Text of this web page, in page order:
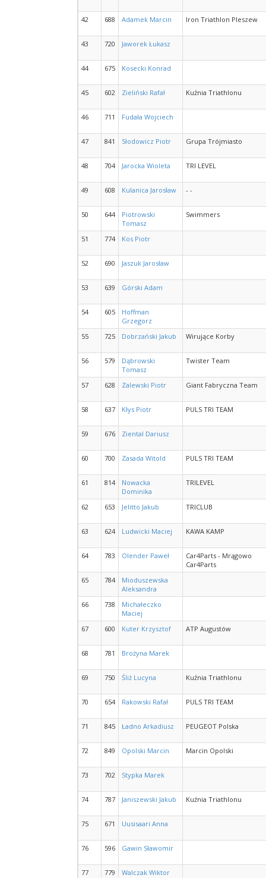
42 688 Adamek Marcin Iron Triathlon Pleszew
43 720 Jaworek Łukasz
44 675 Kosecki Konrad
45 602 Zieliński Rafał Kuźnia Triathlonu
46 711 Fudała Wojciech
47 841 Słodowicz Piotr Grupa Trójmiasto
48 704 Jarocka Wioleta TRI LEVEL
49 608 Kulanica Jarosław - -
50 644
Piotrowski
Tomasz
Swimmers
51 774 Kos Piotr
52 690 Jaszuk Jarosław
53 639 Górski Adam
54 605
Hoffman
Grzegorz
55
725 Dobrzański Jakub Wirujące Korby
56 579
Dąbrowski
Tomasz
Twister Team
57 628 Zalewski Piotr Giant Fabryczna Team
58 637 Kłys Piotr PULS TRI TEAM
59 676 Ziental Dariusz
60 700 Zasada Witold PULS TRI TEAM
61 814
Nowacka
Dominika
TRILEVEL
62 653 Jelitto Jakub TRICLUB
63 624 Ludwicki Maciej KAWA KAMP
64 783 Olender Paweł
Car4Parts - Mrągowo
Car4Parts
65
784
Mioduszewska
Aleksandra
66
738
Michałeczko
Maciej
67
600 Kuter Krzysztof ATP Augustów
68 781 Brożyna Marek
69 750 Śliż Lucyna Kuźnia Triathlonu
70 654 Rakowski Rafał PULS TRI TEAM
71 845 Ładno Arkadiusz PEUGEOT Polska
72 849 Opolski Marcin Marcin Opolski
73 702 Stypka Marek
74 787 Janiszewski Jakub Kuźnia Triathlonu
75 671 Uusisaari Anna
76 596 Gawin Sławomir
77 779 Walczak Wiktor